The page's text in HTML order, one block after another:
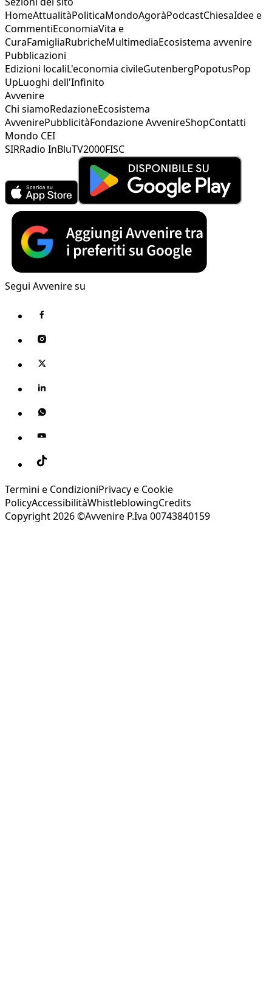
HomeAttualitàPoliticaMondoAgoràPodcastChiesaIdee e
CommentiEconomiaVita e
CuraFamigliaRubricheMultimediaEcosistema avvenire
Pubblicazioni
Edizioni localiL'economia civileGutenbergPopotusPop
UpLuoghi dell'Infinito
Avvenire
Chi siamoRedazioneEcosistema
AvvenirePubblicitàFondazione AvvenireShopContatti
Mondo CEI
SIRRadio InBluTV2000FISC
Segui Avvenire su
Termini e CondizioniPrivacy e Cookie
PolicyAccessibilitàWhistleblowingCredits
Copyright 2026 ©Avvenire P.Iva 00743840159